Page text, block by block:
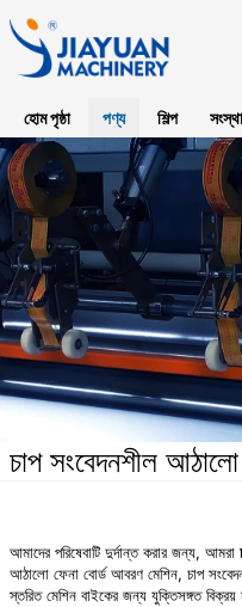
হোম পৃষ্ঠা পণ্য শিল্প সংস্থা
চাপ সংবেদনশীল
আমাদের পরিষেবাটি দুর্দান্ত করার জন্য, আমরা
আঠালো ফেনা বোর্ড আবরণ মেশিন, চাপ
স্তরিত মেশিন বাইকের জন্য যুক্তিসঙ্গত